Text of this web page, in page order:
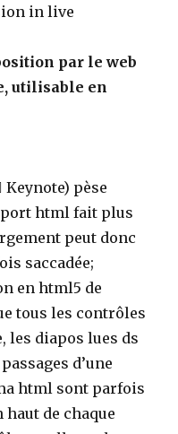
in live
par le web
utilisable en
pèse
html fait plus
peut donc
saccadée;
en html5 de
tous les contrôles
les diapos lues ds
d’une
html sont parfois
de chaque